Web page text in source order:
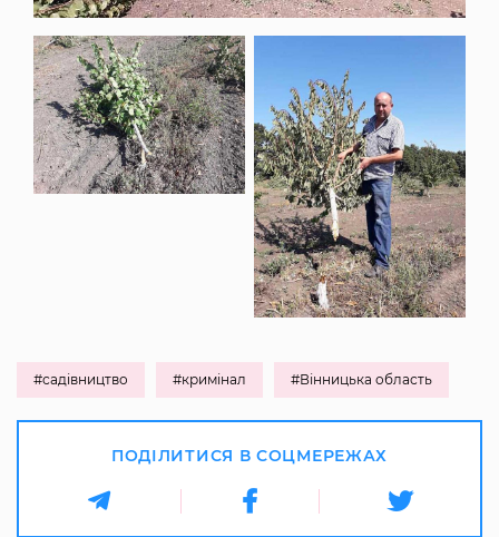
#садівництво #кримінал #Вінницька область
ПОДІЛИТИСЯ В СОЦМЕРЕЖАХ